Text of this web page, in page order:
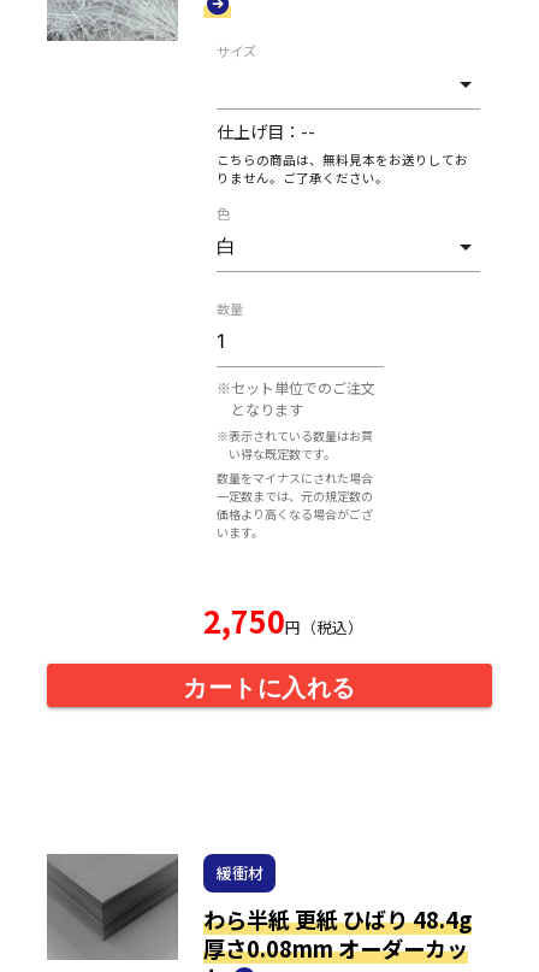
サイズ
仕上げ目： --
こちらの商品は、無料見本をお送りしてお
りません。ご了承ください。
色
数量
※セット単位でのご注文
となります
※表示されている数量はお買
い得な既定数です。
数量をマイナスにされた場合
一定数までは、元の規定数の
価格より高くなる場合がござ
います。
2,750円（税込）
カートに入れる
緩衝材
わら半紙 更紙 ひばり 48.4g
厚さ0.08mm オーダーカッ